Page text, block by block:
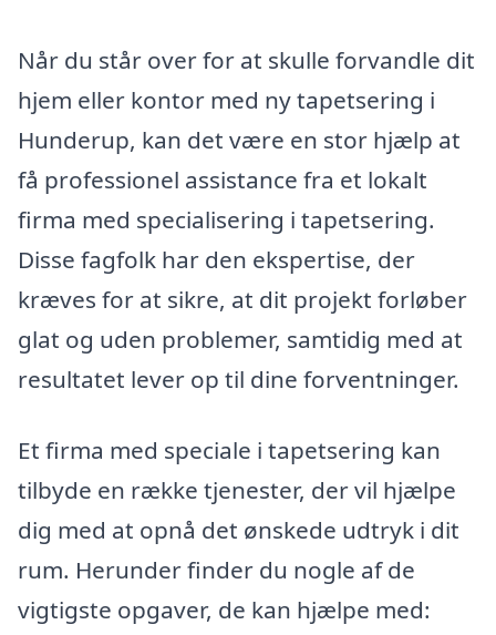
Når du står over for at skulle forvandle dit
hjem eller kontor med ny tapetsering i
Hunderup, kan det være en stor hjælp at
få professionel assistance fra et lokalt
firma med specialisering i tapetsering.
Disse fagfolk har den ekspertise, der
kræves for at sikre, at dit projekt forløber
glat og uden problemer, samtidig med at
resultatet lever op til dine forventninger.
Et firma med speciale i tapetsering kan
tilbyde en række tjenester, der vil hjælpe
dig med at opnå det ønskede udtryk i dit
rum. Herunder finder du nogle af de
vigtigste opgaver, de kan hjælpe med: